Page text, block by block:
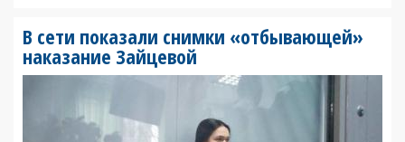
В сети показали снимки «отбывающей»
наказание Зайцевой